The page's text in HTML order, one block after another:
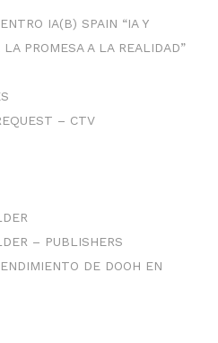
IA(B) SPAIN “IA Y
PROMESA A LA REALIDAD”
– CTV
– PUBLISHERS
DE DOOH EN